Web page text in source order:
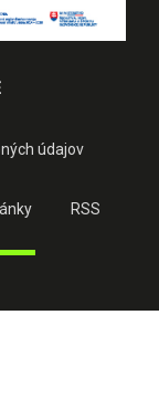
údajov
RSS